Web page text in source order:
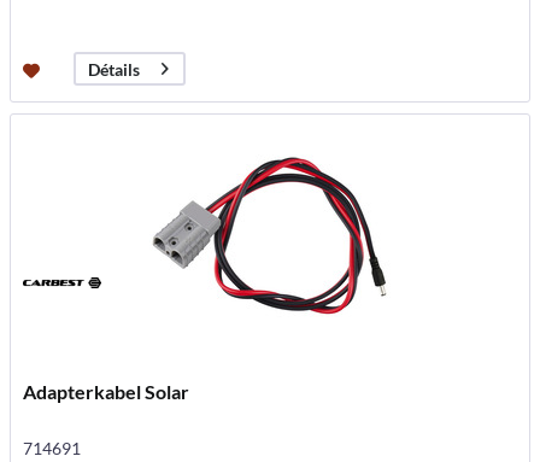
Détails
Adapterkabel Solar
714691